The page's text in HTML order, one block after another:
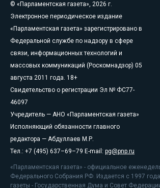
© «Парламентская газета», 2026 г.
Электронное периодическое издание
«Парламентская газета» зарегистрировано в
Федеральной службе по надзору в сфере
связи, информационных технологий и
массовых коммуникаций (Роскомнадзор) 05
августа 2011 года. 18+
Свидетельство о регистрации Эл № ФС77-
46097
Учредитель — АНО «Парламентская газета»
Исполняющий обязанности главного
редактора — Абдуллаев М.Р.
Тел.: +7 (495) 637–69–79 E-mail: pg@pnp.ru
«Парламентская газета» - официальное
Федерального Собрания РФ. Издается с 1997
газеты - Государственная Дума и Совет